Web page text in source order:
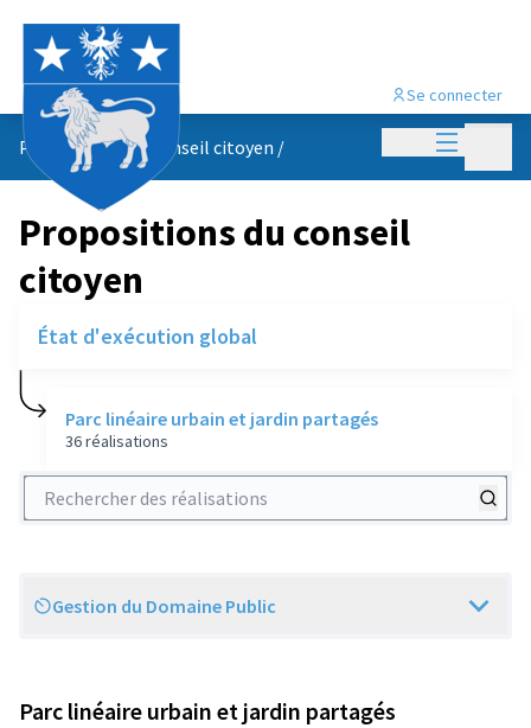
Menu
Se connecter
Propositions du conseil citoyen /
Propositions du conseil
citoyen
État d'exécution global
Parc linéaire urbain et jardin partagés
36 réalisations
Rechercher des réalisations
Scope
Gestion du Domaine Public
Parc linéaire urbain et jardin partagés